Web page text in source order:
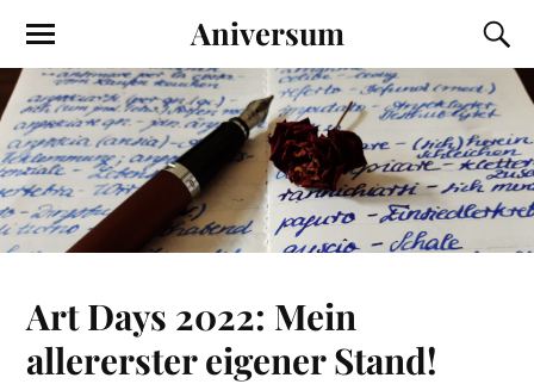
Aniversum
Art Days 2022: Mein
allererster eigener Stand!